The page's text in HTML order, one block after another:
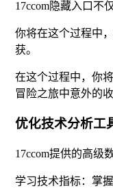
17ccom隐藏入口不
你将在这个过程中
获。
在这个过程中，你
冒险之旅中意外的收
优化技术分析工
17ccom提供的高级
学习技术指标：掌